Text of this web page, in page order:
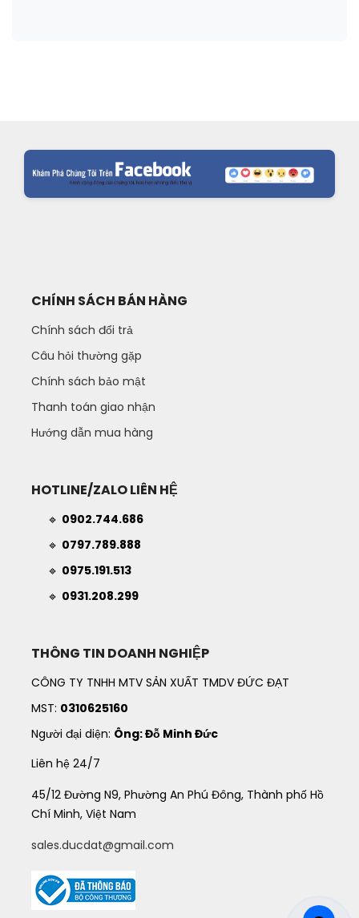
CHÍNH SÁCH BÁN HÀNG
Chính sách đổi trả
Câu hỏi thường gặp
Chính sách bảo mật
Thanh toán giao nhận
Hướng dẫn mua hàng
HOTLINE/ZALO LIÊN HỆ
🔹 0902.744.686
🔹 0797.789.888
🔹 0975.191.513
🔹 0931.208.299
THÔNG TIN DOANH NGHIỆP
CÔNG TY TNHH MTV SẢN XUẤT TMDV ĐỨC ĐẠT
MST: 0310625160
Người đại diện: Ông: Đỗ Minh Đức
Liên hệ 24/7
45/12 Đường N9, Phường An Phú Đông, Thành phố Hồ
Chí Minh, Việt Nam
sales.ducdat@gmail.com